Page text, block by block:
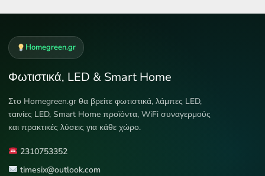
Homegreen.gr
Φωτιστικά, LED & Smart Home
Στο Homegreen.gr θα βρείτε φωτιστικά, λάμπες LED,
ταινίες LED, Smart Home προϊόντα, WiFi συναγερμούς
και πρακτικές λύσεις για κάθε χώρο.
2310753352
timesix@outlook.com